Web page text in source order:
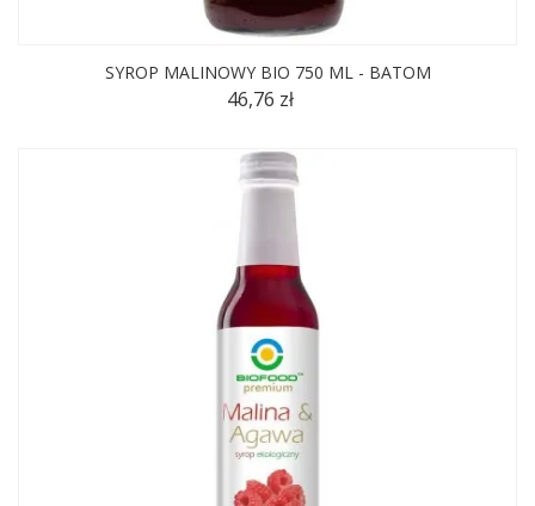
SYROP MALINOWY BIO 750 ML - BATOM
46,76 zł